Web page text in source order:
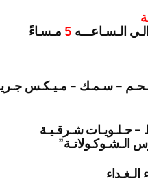
الـسـاعـــه 5 مـسـاءً
– سـمـك – مـيـكـس
حـلـويـات شـرقـيـة
الـشـوكـولاتـة”
الـغـداء